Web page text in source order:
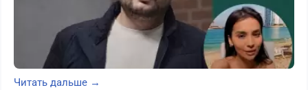
Читать дальше →